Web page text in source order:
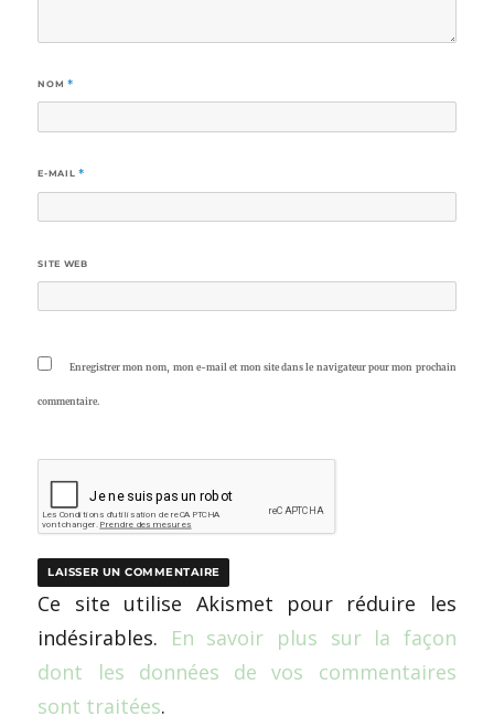
NOM *
E-MAIL *
SITE WEB
Enregistrer mon nom, mon e-mail et mon site dans le navigateur pour mon prochain
commentaire.
Ce site utilise Akismet pour réduire les
indésirables. En savoir plus sur la façon
dont les données de vos commentaires
sont traitées.